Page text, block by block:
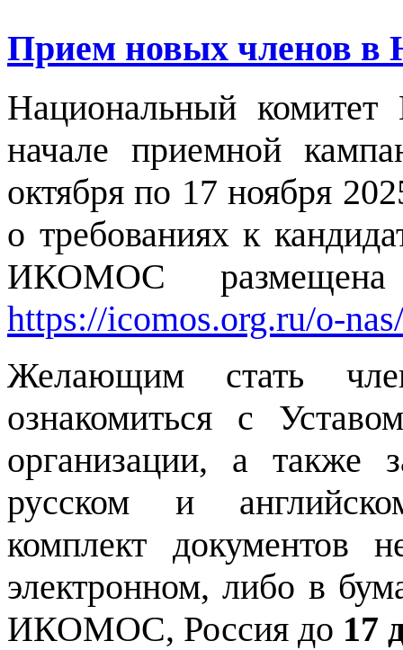
Прием новых членов
Национальный
начале приемной
октября по 17 ноября
о требованиях к
ИКОМОС
https://icomos.org.ru/o-
Желающим стать
ознакомиться с
организации, а также
русском и
комплект документов
электронном, либо в
ИКОМОС, Россия до 17